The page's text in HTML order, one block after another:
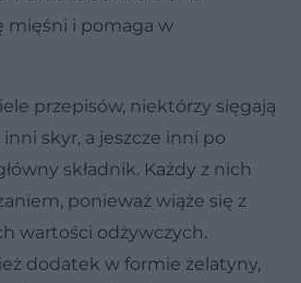
mięśni i pomaga w
przepisów, niektórzy sięgają
skyr, a jeszcze inni po
składnik. Każdy z nich
ponieważ wiąże się z
wartości odżywczych.
dodatek w formie żelatyny,